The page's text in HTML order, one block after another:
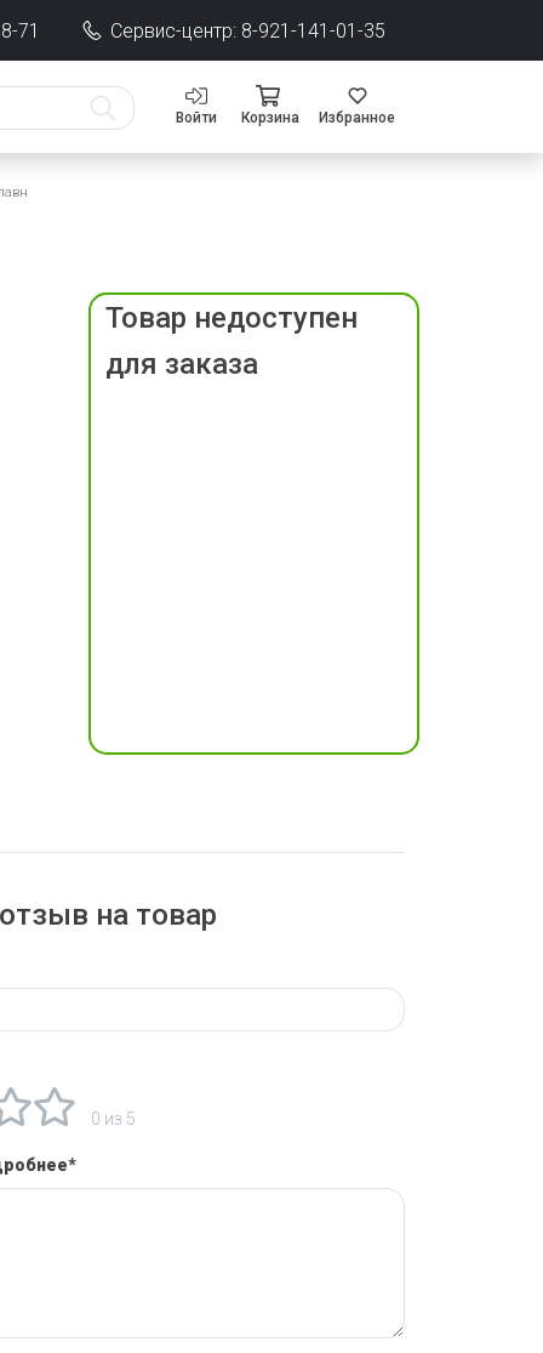
71 Сервис-центр: 8-921-141-01-35
Войти Корзина Избранное
Товар недоступен
для заказа
на товар
0 из 5